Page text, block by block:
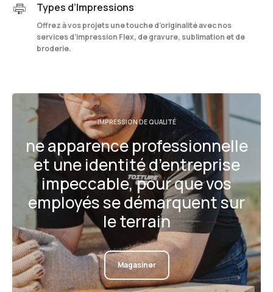
Types d’Impressions
Offrez à vos projets une touche d’originalité avec nos
services d’impression Flex, de gravure, sublimation et de
broderie.
IMPRESSION DE QUALITÉ
ne apparence professionnelle
et une identité d’entreprise
impeccable, pour que vos
employés se démarquent sur
le terrain
Magasiner